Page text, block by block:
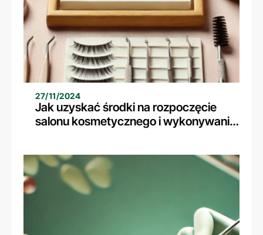
27/11/2024
Jak uzyskać środki na rozpoczęcie
salonu kosmetycznego i wykonywanie